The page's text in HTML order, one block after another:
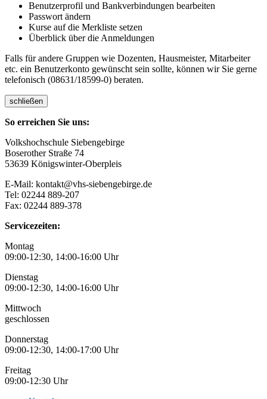
Benutzerprofil und Bankverbindungen bearbeiten
Passwort ändern
Kurse auf die Merkliste setzen
Überblick über die Anmeldungen
Falls für andere Gruppen wie Dozenten, Hausmeister, Mitarbeiter
etc. ein Benutzerkonto gewünscht sein sollte, können wir Sie gerne
telefonisch (08631/18599-0) beraten.
schließen
So erreichen Sie uns:
Volkshochschule Siebengebirge
Boserother Straße 74
53639 Königswinter-Oberpleis
E-Mail: kontakt@vhs-siebengebirge.de
Tel: 02244 889-207
Fax: 02244 889-378
Servicezeiten:
Montag
09:00-12:30, 14:00-16:00 Uhr
Dienstag
09:00-12:30, 14:00-16:00 Uhr
Mittwoch
geschlossen
Donnerstag
09:00-12:30, 14:00-17:00 Uhr
Freitag
09:00-12:30 Uhr